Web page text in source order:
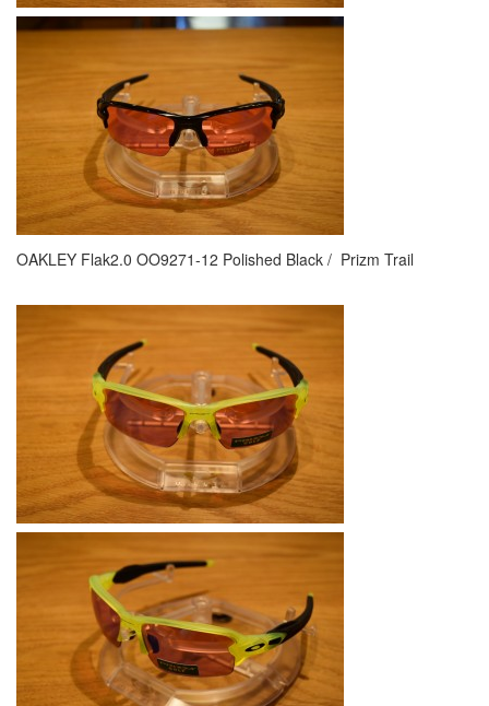
OAKLEY Flak2.0 OO9271-12 Polished Black / Prizm Trail